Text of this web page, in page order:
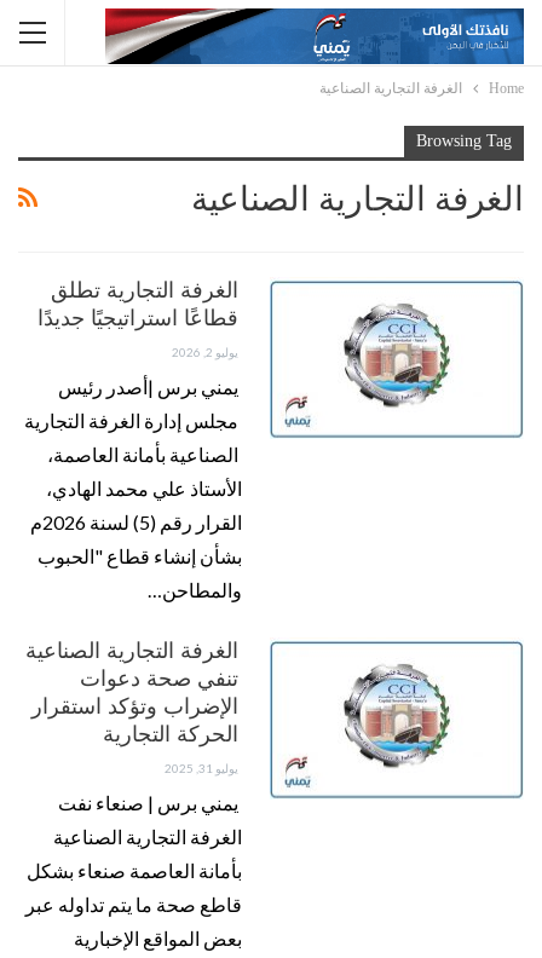
Home الغرفة التجارية الصناعية
Browsing Tag
الغرفة التجارية الصناعية
الغرفة التجارية تطلق
قطاعًا استراتيجيًا جديدًا
يوليو 2, 2026
يمني برس |أصدر رئيس
مجلس إدارة الغرفة التجارية
الصناعية بأمانة العاصمة،
الأستاذ علي محمد الهادي،
القرار رقم (5) لسنة 2026م
بشأن إنشاء قطاع "الحبوب
والمطاحن…
الغرفة التجارية الصناعية
تنفي صحة دعوات
الإضراب وتؤكد استقرار
الحركة التجارية
يوليو 31, 2025
يمني برس | صنعاء نفت
الغرفة التجارية الصناعية
بأمانة العاصمة صنعاء بشكل
قاطع صحة ما يتم تداوله عبر
بعض المواقع الإخبارية